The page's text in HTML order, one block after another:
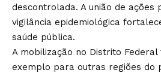
descontrolada. A união de ações
vigilância epidemiológica
saúde pública.
A mobilização no Distrito
exemplo para outras regiões do